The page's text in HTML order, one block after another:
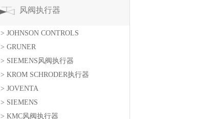
风阀执行器
> JOHNSON CONTROLS
> GRUNER
> SIEMENS风阀执行器
> KROM SCHRODER执行器
> JOVENTA
> SIEMENS
> KMC风阀执行器